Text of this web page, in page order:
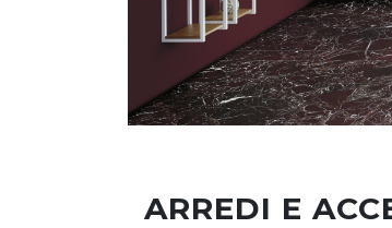
ARREDI E